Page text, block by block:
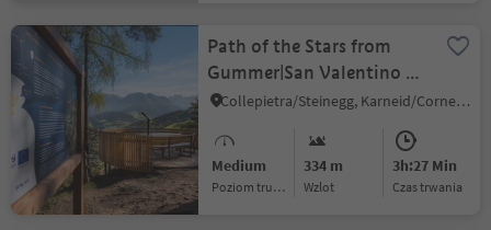
Path of the Stars from
Gummer|San Valentino to
Steinegg|Collepietra
Collepietra/Steinegg, Karneid/Cornedo all'Isarco, Dolomites Region Eggental
Medium
Poziom trudności
334 m
Wzlot
3h:27 Min
czas trwania